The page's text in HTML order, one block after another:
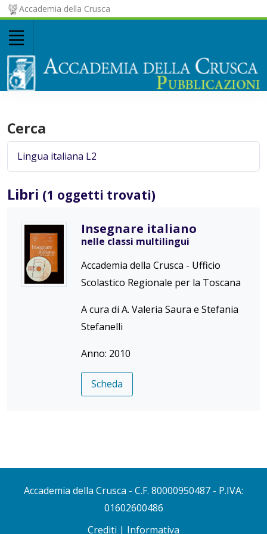
Accademia della Crusca
Cerca
Libri (1 oggetti trovati)
Insegnare italiano
nelle classi multilingui
Accademia della Crusca - Ufficio
Scolastico Regionale per la Toscana
A cura di A. Valeria Saura e Stefania
Stefanelli
Anno: 2010
Scheda
Accademia della Crusca - C.F. 80000950487 - P.IVA:
01602600486
Crediti | Informativa